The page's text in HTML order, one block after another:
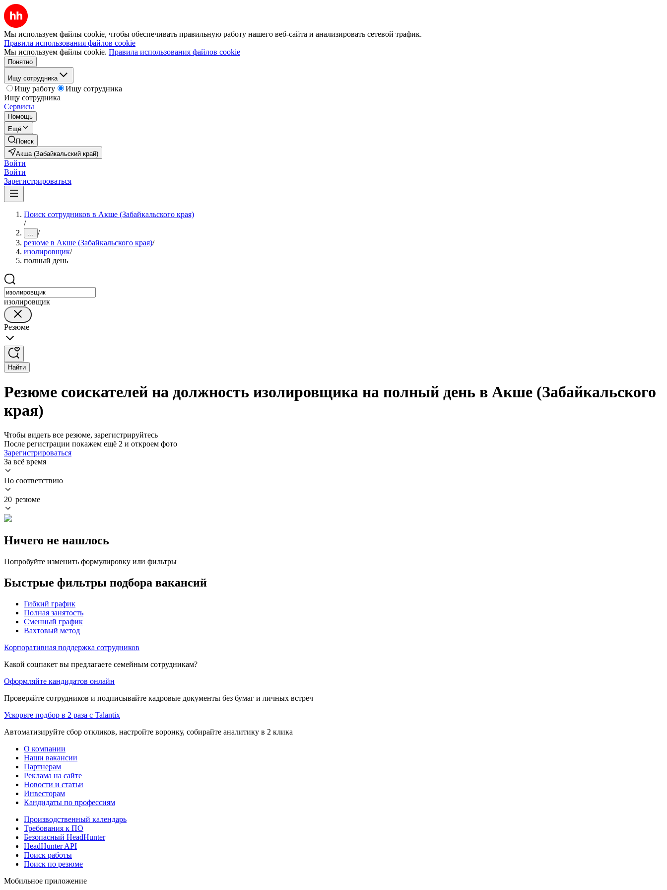
Мы используем файлы cookie, чтобы обеспечивать правильную работу нашего веб-сайта и анализировать сетевой трафик.
Правила использования файлов cookie
Мы используем файлы cookie. Правила использования файлов cookie
Понятно
Ищу сотрудника
Ищу работу
Ищу сотрудника
Ищу сотрудника
Сервисы
Помощь
Ещё
Поиск
Акша (Забайкальский край)
Войти
Войти
Зарегистрироваться
Поиск сотрудников в Акше (Забайкальского края)
/
... /
резюме в Акше (Забайкальского края)/
изолировщик/
полный день
изолировщик
Резюме
Найти
Резюме соискателей на должность изолировщика на полный день в Акше (Забайкальского
края)
Чтобы видеть все резюме, зарегистрируйтесь
После регистрации покажем ещё 2 и откроем фото
Зарегистрироваться
За всё время
По соответствию
20 резюме
Ничего не нашлось
Попробуйте изменить формулировку или фильтры
Быстрые фильтры подбора вакансий
Гибкий график
Полная занятость
Сменный график
Вахтовый метод
Корпоративная поддержка сотрудников
Какой соцпакет вы предлагаете семейным сотрудникам?
Оформляйте кандидатов онлайн
Проверяйте сотрудников и подписывайте кадровые документы без бумаг и личных встреч
Ускорьте подбор в 2 раза с Talantix
Автоматизируйте сбор откликов, настройте воронку, собирайте аналитику в 2 клика
О компании
Наши вакансии
Партнерам
Реклама на сайте
Новости и статьи
Инвесторам
Кандидаты по профессиям
Производственный календарь
Требования к ПО
Безопасный HeadHunter
HeadHunter API
Поиск работы
Поиск по резюме
Мобильное приложение